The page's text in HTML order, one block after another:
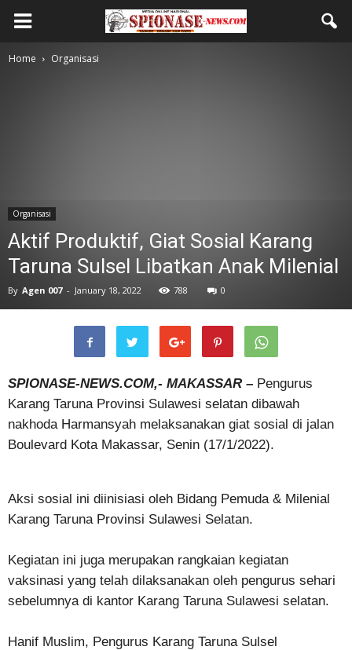
Home Organisasi
Organisasi
Aktif Produktif, Giat Sosial Karang
Taruna Sulsel Libatkan Anak Milenial
By Agen 007 - January 18, 2022 788 0
SPIONASE-NEWS.COM,- MAKASSAR – Pengurus
Karang Taruna Provinsi Sulawesi selatan dibawah
nakhoda Harmansyah melaksanakan giat sosial di jalan
Boulevard Kota Makassar, Senin (17/1/2022).
Aksi sosial ini diinisiasi oleh Bidang Pemuda & Milenial
Karang Taruna Provinsi Sulawesi Selatan.
Kegiatan ini juga merupakan rangkaian kegiatan
vaksinasi yang telah dilaksanakan oleh pengurus sehari
sebelumnya di kantor Karang Taruna Sulawesi selatan.
Hanif Muslim, Pengurus Karang Taruna Sulsel